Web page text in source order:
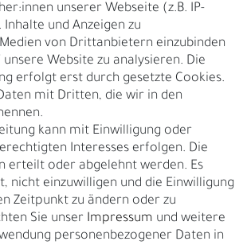
& HÄNDLER
unserer Webseite (z.B. IP-
Inhalte und Anzeigen zu
von Drittanbietern einzubinden
Website zu analysieren. Die
erfolgt erst durch gesetzte Cookies.
mit Dritten, die wir in den
kann mit Einwilligung oder
Interesses erfolgen. Die
erteilt oder abgelehnt werden. Es
nicht einzuwilligen und die Einwilligung
Zeitpunkt zu ändern oder zu
Sie unser Impressum und weitere
personenbezogener Daten in